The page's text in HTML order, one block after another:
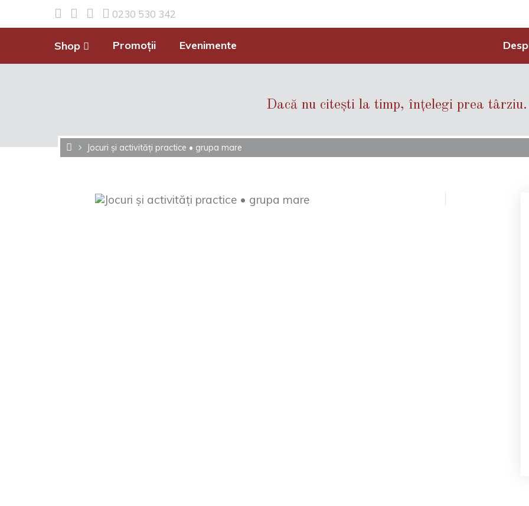
0230 530 342
Shop Promoții Evenimente
Dacă nu citești la timp, înțelegi prea târziu.
Jocuri și activități practice • grupa mare